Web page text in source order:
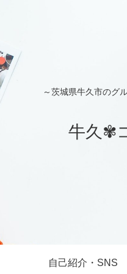
～茨城県牛久市のグ
牛久✾
自己紹介・SNS